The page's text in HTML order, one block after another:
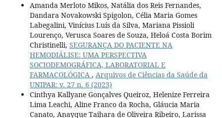
Amanda Merloto Mikos, Natália dos Reis Fernandes,
Dandara Novakowski Spigolon, Célia Maria Gomes
Labegalini, Vinícius Luís da Silva, Mariana Pissioli
Lourenço, Verusca Soares de Souza, Heloá Costa Borim
Christinelli, SEGURANÇA DO PACIENTE NA
HEMODIÁLISE: UMA PERSPECTIVA
SOCIODEMOGRÁFICA, LABORATORIAL E
FARMACOLÓGICA , Arquivos de Ciências da Saúde da
UNIPAR: v. 27 n. 6 (2023)
Cinthya Kallyane Gonçalves Queiroz, Helenize Ferreira
Lima Leachi, Aline Franco da Rocha, Gláucia Maria
Canato, Anayque Taihara de Oliveira Ribeiro, Larissa